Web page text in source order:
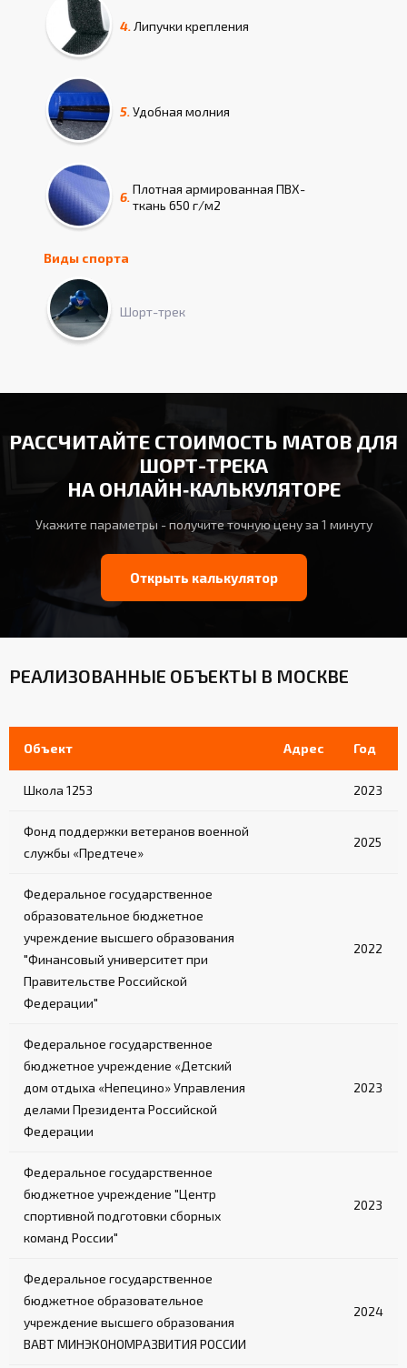
4. Липучки крепления
5. Удобная молния
6.
Плотная армированная ПВХ-
ткань 650 г/м2
Виды спорта
Шорт-трек
РАССЧИТАЙТЕ СТОИМОСТЬ МАТОВ ДЛЯ
ШОРТ-ТРЕКА
НА ОНЛАЙН‑КАЛЬКУЛЯТОРЕ
Укажите параметры - получите точную цену за 1 минуту
Открыть калькулятор
РЕАЛИЗОВАННЫЕ ОБЪЕКТЫ В МОСКВЕ
Объект Адрес Год
Школа 1253 2023
Фонд поддержки ветеранов военной
службы «Предтече»
2025
Федеральное государственное
образовательное бюджетное
учреждение высшего образования
"Финансовый университет при
Правительстве Российской
Федерации"
2022
Федеральное государственное
бюджетное учреждение «Детский
дом отдыха «Непецино» Управления
делами Президента Российской
Федерации
2023
Федеральное государственное
бюджетное учреждение "Центр
спортивной подготовки сборных
команд России"
2023
Федеральное государственное
бюджетное образовательное
учреждение высшего образования
ВАВТ МИНЭКОНОМРАЗВИТИЯ РОССИИ
2024